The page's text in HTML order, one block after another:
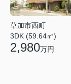
草加市西町
3DK (59.64㎡)
2,980万円